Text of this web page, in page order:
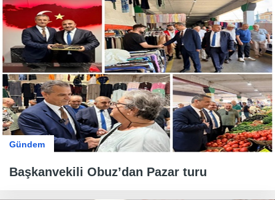
Gündem
Başkanvekili Obuz’dan Pazar turu